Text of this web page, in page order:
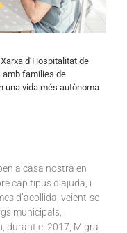
d’Hospitalitat de
amb famílies de
una vida més autònoma
a casa nostra en
cap tipus d’ajuda, i
d’acollida, veient-se
municipals,
durant el 2017, Migra